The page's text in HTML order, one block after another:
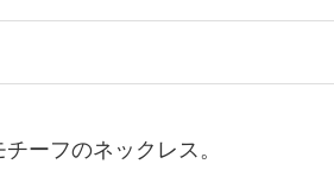
ーフのネックレス。